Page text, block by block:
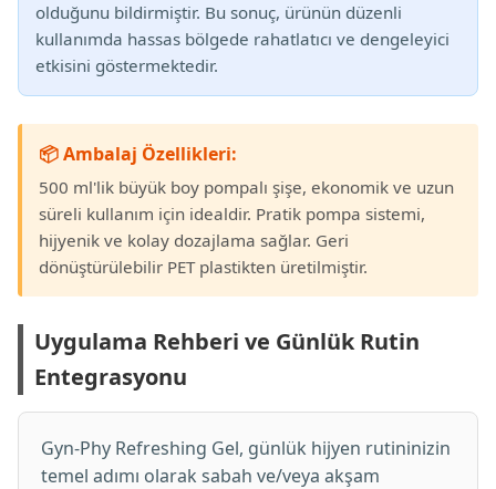
olduğunu bildirmiştir. Bu sonuç, ürünün düzenli
kullanımda hassas bölgede rahatlatıcı ve dengeleyici
etkisini göstermektedir.
📦 Ambalaj Özellikleri:
500 ml'lik büyük boy pompalı şişe, ekonomik ve uzun
süreli kullanım için idealdir. Pratik pompa sistemi,
hijyenik ve kolay dozajlama sağlar. Geri
dönüştürülebilir PET plastikten üretilmiştir.
Uygulama Rehberi ve Günlük Rutin
Entegrasyonu
Gyn-Phy Refreshing Gel, günlük hijyen rutininizin
temel adımı olarak sabah ve/veya akşam